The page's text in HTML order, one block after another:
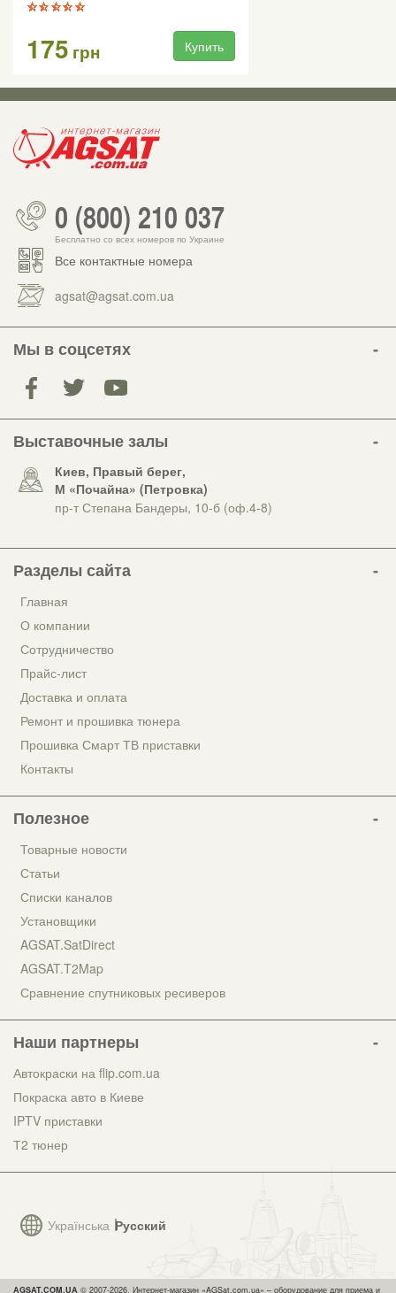
175 грн Купить
0 (800) 210 037
Бесплатно со всех номеров по Украине
Все контактные номера
agsat@agsat.com.ua
Мы в соцсетях
Выставочные залы
Киев, Правый берег,
М «Почайна» (Петровка)
пр-т Степана Бандеры, 10-б (оф.4-8)
Українська Русский
Разделы сайта
Главная
О компании
Сотрудничество
Прайс-лист
Доставка и оплата
Ремонт и прошивка тюнера
Прошивка Смарт ТВ приставки
Контакты
Полезное
Товарные новости
Статьи
Списки каналов
Установщики
AGSAT.SatDirect
AGSAT.T2Map
Сравнение спутниковых ресиверов
Наши партнеры
Автокраски на flip.com.ua
Покраска авто в Киеве
IPTV приставки
Т2 тюнер
AGSAT.COM.UA © 2007-2026, Интернет-магазин «AGSat.com.ua» – оборудование для приема и